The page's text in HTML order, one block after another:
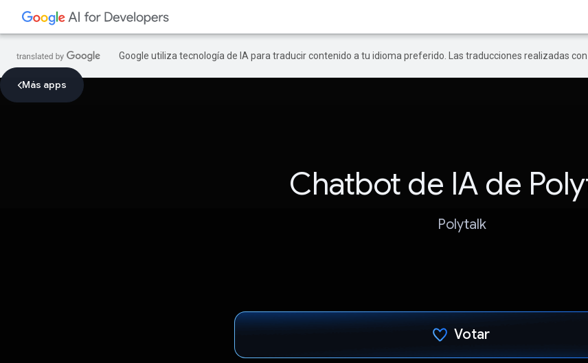
Google utiliza tecnología de IA para traducir contenido a tu idioma preferido. Las traducciones realizadas
Más apps
Chatbot de IA de
Polytalk
Votar